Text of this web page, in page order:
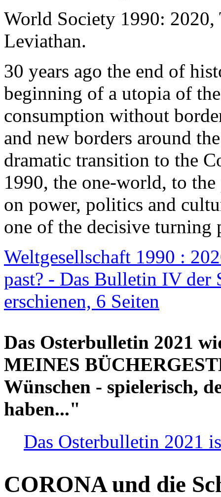
World Society 1990: 2020,
Leviathan.
30 years ago the end of
beginning of a utopia of
consumption without
and new borders around
dramatic transition to the
1990, the one-world, to the
on power, politics and
one of the decisive turning
Weltgesellschaft 1990 :
past? - Das Bulletin IV der
erschienen, 6 Seiten
Das Osterbulletin 2021
MEINES
Wünschen - spielerisch,
haben..."
Das Osterbulletin 2021
CORONA und die